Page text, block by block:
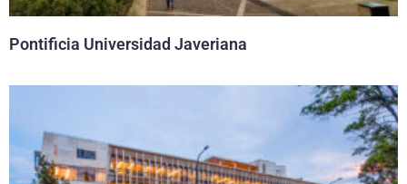
Pontificia Universidad Javeriana